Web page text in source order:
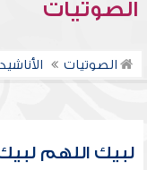
الصوتيات
الصوتيات الأناشيد
لبيك اللهم